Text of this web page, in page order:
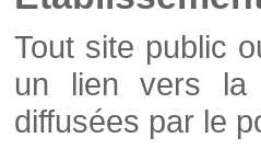
Tout site public
un lien vers la
diffusées par le